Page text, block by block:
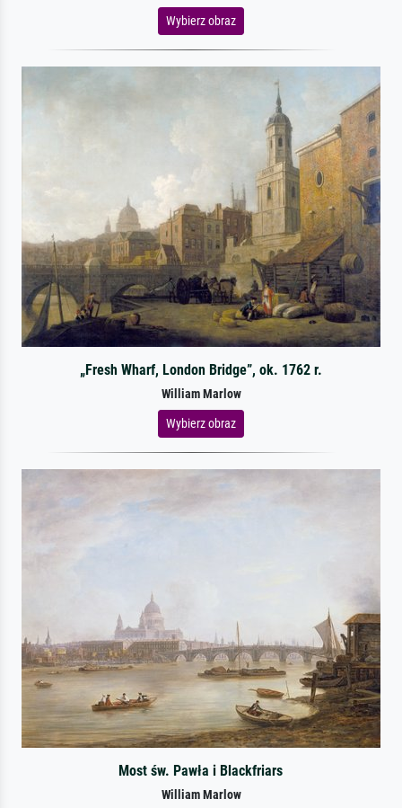
Wybierz obraz
„Fresh Wharf, London Bridge”, ok. 1762 r.
William Marlow
Wybierz obraz
Most św. Pawła i Blackfriars
William Marlow